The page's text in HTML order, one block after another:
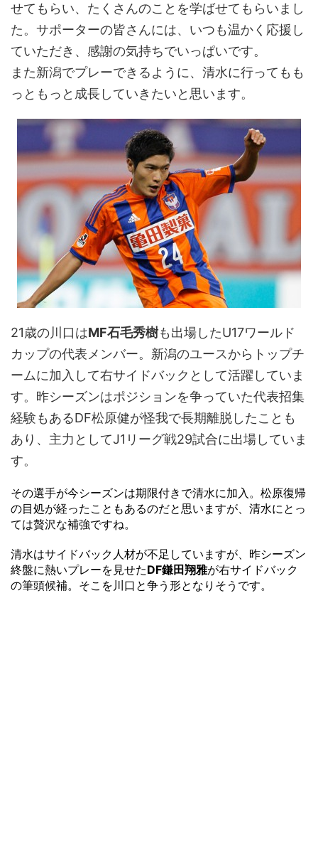
せてもらい、たくさんのことを学ばせてもらいまし
た。サポーターの皆さんには、いつも温かく応援し
ていただき、感謝の気持ちでいっぱいです。
また新潟でプレーできるように、清水に行ってもも
っともっと成長していきたいと思います。
21歳の川口はMF石毛秀樹も出場したU17ワールド
カップの代表メンバー。新潟のユースからトップチ
ームに加入して右サイドバックとして活躍していま
す。昨シーズンはポジションを争っていた代表招集
経験もあるDF松原健が怪我で長期離脱したことも
あり、主力としてJ1リーグ戦29試合に出場していま
す。
その選手が今シーズンは期限付きで清水に加入。松原復帰
の目処が経ったこともあるのだと思いますが、清水にとっ
ては贅沢な補強ですね。
清水はサイドバック人材が不足していますが、昨シーズン
終盤に熱いプレーを見せたDF鎌田翔雅が右サイドバック
の筆頭候補。そこを川口と争う形となりそうです。